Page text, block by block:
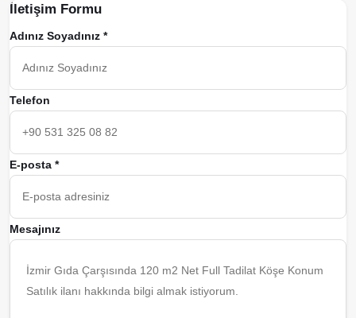
İletişim Formu
Adınız Soyadınız *
Telefon
E-posta *
Mesajınız